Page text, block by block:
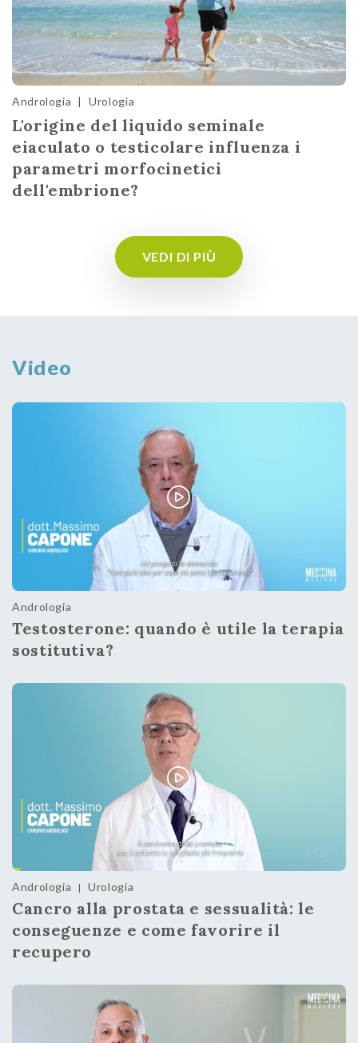
Andrologia | Urologia
L'origine del liquido seminale
eiaculato o testicolare influenza i
parametri morfocinetici
dell'embrione?
VEDI DI PIÙ
Video
Andrologia
Testosterone: quando è utile la terapia
sostitutiva?
Andrologia | Urologia
Cancro alla prostata e sessualità: le
conseguenze e come favorire il
recupero